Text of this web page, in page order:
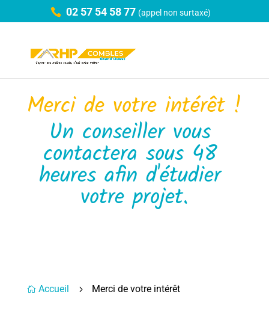
02 57 54 58 77 (appel non surtaxé)
Merci de votre intérêt !
Un conseiller vous
contactera sous 48
heures afin d'étudier
votre projet.
 Accueil 5 Merci de votre intérêt